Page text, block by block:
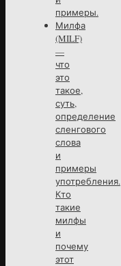
примеры.
Милфа
(MILF)
—
что
это
такое,
суть,
определение
сленгового
слова
и
примеры
употребления.
Кто
такие
милфы
и
почему
этот